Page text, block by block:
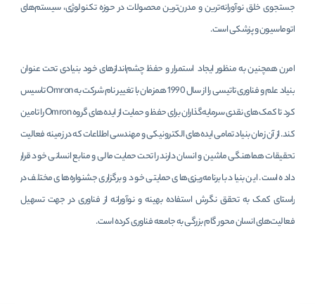
جستجوی خلق نوآورانه‌ترین و مدرن‌ترین محصولات در حوزه تکنولوژی، سیستم‌های
اتوماسیون و پزشکی است.
امرن همچنین به منظور ایجاد استمرار و حفظ چشم‌اندازهای خود بنیادی تحت عنوان
بنیاد علم و فناوری تاتیسی را از سال 1990 همزمان با تغییر نام شرکت به Omron تاسیس
کرد تا کمک‌های نقدی سرمایه‌گذاران برای حفظ و حمایت از ایده‌های گروه Omron را تامین
کند. از آن زمان بنیاد تمامی ایده‌های الکترونیکی و مهندسی اطلاعات که در زمینه فعالیت
تحقیقات هماهنگی ماشین و انسان دارند را تحت حمایت مالی و منابع انسانی خود قرار
داده است. این بنیاد با برنامه‌ریزی‌های حمایتی خود و برگزاری جشنواره‌های مختلف در
راستای کمک به تحقق نگرش استفاده بهینه و نوآورانه از فناوری در جهت تسهیل
فعالیت‌های انسان محور گام بزرگی به جامعه فناوری کرده است.